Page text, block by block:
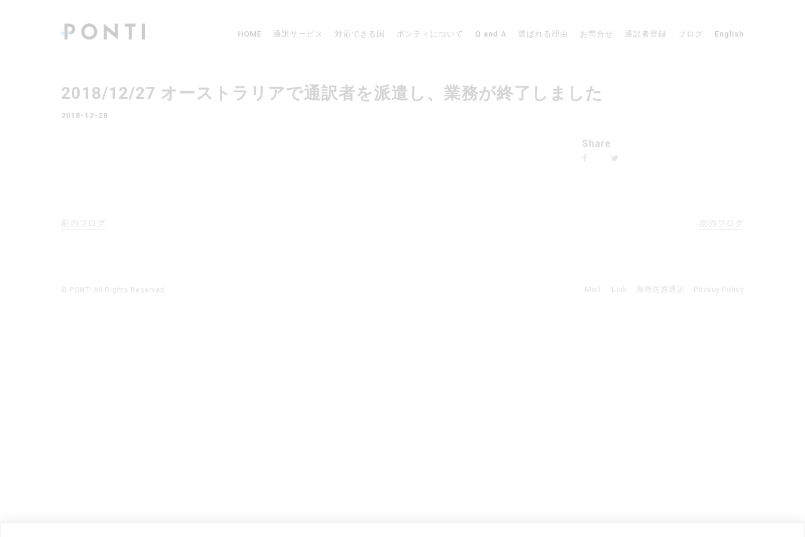
HOME 通訳サービス 対応できる国 ポンティについて Q and A 選ばれる理由 お問合せ 通訳者登録 ブログ English
2018/12/27 オーストラリアで通訳者を派遣し、業務が終了しました
2018-12-28
Share
前のブログ 次のブログ
© PONTI All Rights Reserved. Mail Link 海外医療通訳 Privacy Policy